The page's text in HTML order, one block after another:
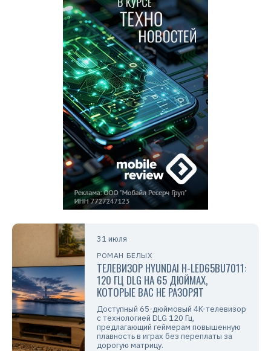
31 июля
РОМАН БЕЛЫХ
ТЕЛЕВИЗОР HYUNDAI H-LED65BU7011:
120 ГЦ DLG НА 65 ДЮЙМАХ,
КОТОРЫЕ ВАС НЕ РАЗОРЯТ
Доступный 65-дюймовый 4K-телевизор
с технологией DLG 120 Гц,
предлагающий геймерам повышенную
плавность в играх без переплаты за
дорогую матрицу.